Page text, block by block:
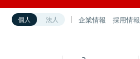
個人 法人 企業情報 採用情報